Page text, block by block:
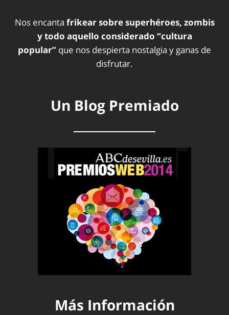
Nos encanta frikear sobre superhéroes, zombis
y todo aquello considerado “cultura
popular” que nos despierta nostalgia y ganas de
disfrutar.
Un Blog Premiado
Más Información